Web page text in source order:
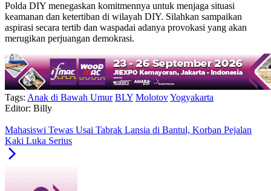
Polda DIY menegaskan komitmennya untuk menjaga situasi
keamanan dan ketertiban di wilayah DIY. Silahkan sampaikan
aspirasi secara tertib dan waspadai adanya provokasi yang akan
merugikan perjuangan demokrasi.
Tags: Anak di Bawah Umur BLY MolotovYogyakarta
Editor: Billy
Mahasiswi Tewas Usai Tabrak Lansia di Bantul, Korban Pejalan
Kaki Luka Serius